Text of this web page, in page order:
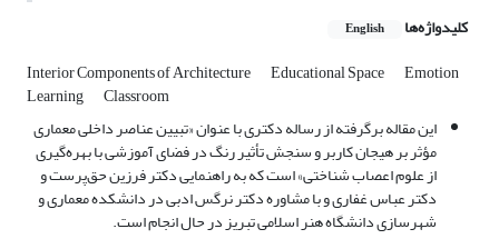
کلیدواژه‌ها English
Interior Components of Architecture Educational Space Emotion
Learning
Classroom
این مقاله برگرفته از رساله دکتری با عنوان «تبیین عناصر داخلی معماری
مؤثر بر هیجان کاربر و سنجش تأثیر رنگ در فضای آموزشی با بهره‌گیری
از علوم اعصاب شناختی» است که به راهنمایی دکتر فرزین حق‌پرست و
دکتر عباس غفاری و با مشاوره دکتر نرگس ادبی در دانشکده معماری و
شهرسازی دانشگاه هنر اسلامی تبریز در حال انجام است.